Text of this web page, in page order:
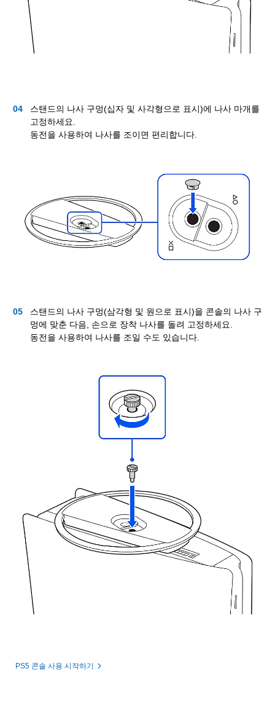
스탠드의 나사 구멍(십자 및 사각형으로 표시)에 나사 마개를
고정하세요.
동전을 사용하여 나사를 조이면 편리합니다.
스탠드의 나사 구멍(삼각형 및 원으로 표시)을 콘솔의 나사 구
멍에 맞춘 다음, 손으로 장착 나사를 돌려 고정하세요.
동전을 사용하여 나사를 조일 수도 있습니다.
PS5 콘솔 사용 시작하기